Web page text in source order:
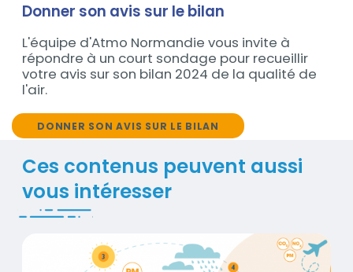
Donner son avis sur le bilan
L'équipe d'Atmo Normandie vous invite à
répondre à un court sondage pour recueillir
votre avis sur son bilan 2024 de la qualité de
l'air.
DONNER SON AVIS SUR LE BILAN
Titre
Ces contenus peuvent aussi
vous intéresser
Polluants de l'air